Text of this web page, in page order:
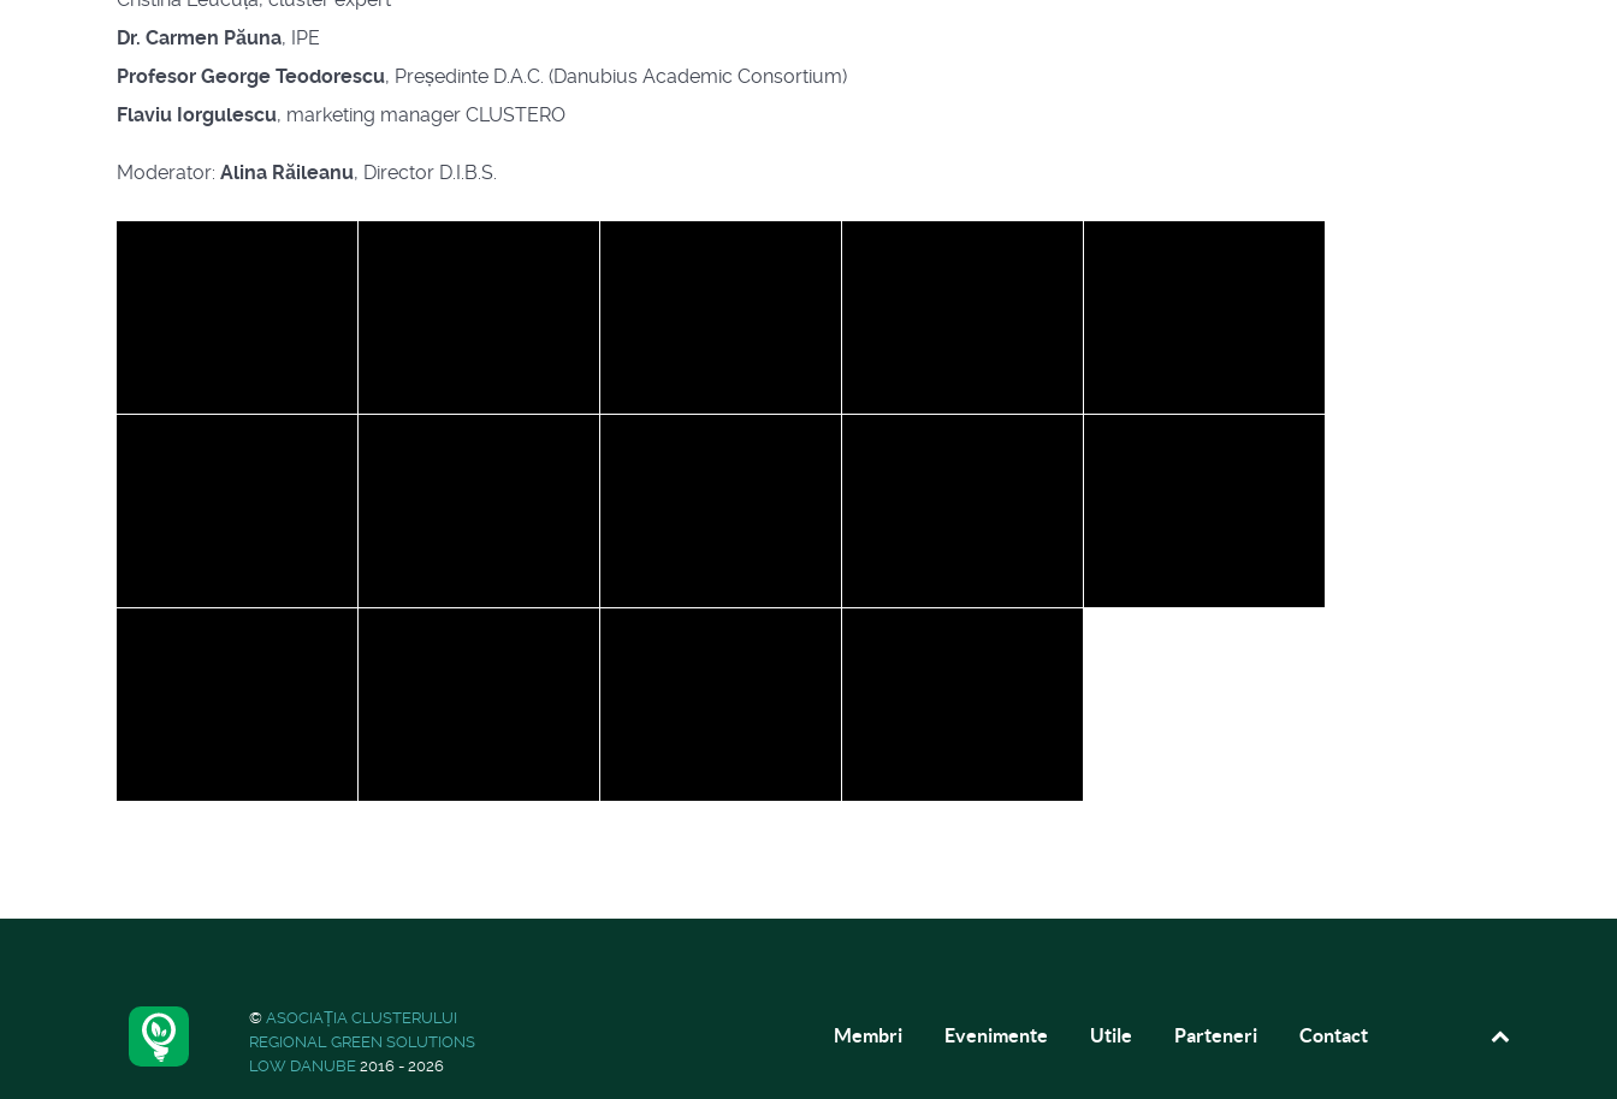
Dr. Carmen Păuna, IPE
Profesor George Teodorescu, Președinte D.A.C. (Danubius Academic Consortium)
Flaviu Iorgulescu, marketing manager CLUSTERO
Moderator: Alina Răileanu, Director D.I.B.S.
© ASOCIAȚIA CLUSTERULUI
REGIONAL GREEN SOLUTIONS
LOW DANUBE 2016 - 2026
Membri Evenimente Utile Parteneri Contact